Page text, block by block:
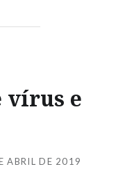
vírus e
ABRIL DE 2019